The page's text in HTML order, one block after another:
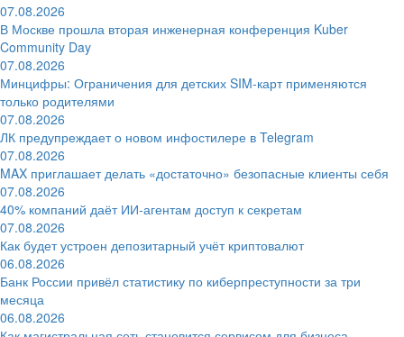
07.08.2026
В Москве прошла вторая инженерная конференция Kuber
Community Day
07.08.2026
Минцифры: Ограничения для детских SIM-карт применяются
только родителями
07.08.2026
ЛК предупреждает о новом инфостилере в Telegram
07.08.2026
MAX приглашает делать «достаточно» безопасные клиенты себя
07.08.2026
40% компаний даёт ИИ‑агентам доступ к секретам
07.08.2026
Как будет устроен депозитарный учёт криптовалют
06.08.2026
Банк России привёл статистику по киберпреступности за три
месяца
06.08.2026